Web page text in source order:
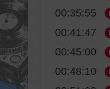
00:35:55
00:41:47
00:45:00
00:48:10